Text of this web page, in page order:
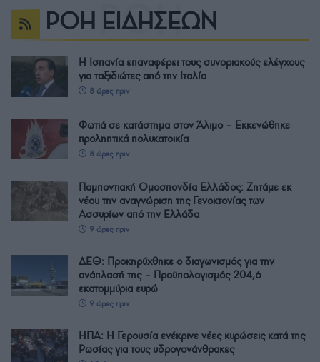
ΡΟΗ ΕΙΔΗΣΕΩΝ
Η Ισπανία επαναφέρει τους συνοριακούς ελέγχους
για ταξιδιώτες από την Ιταλία
8 ώρες πριν
Φωτιά σε κατάστημα στον Άλιμο – Εκκενώθηκε
προληπτικά πολυκατοικία
8 ώρες πριν
Παμποντιακή Ομοσπονδία Ελλάδος: Ζητάμε εκ
νέου την αναγνώριση της Γενοκτονίας των
Ασσυρίων από την Ελλάδα
9 ώρες πριν
ΔΕΘ: Προκηρύχθηκε ο διαγωνισμός για την
ανάπλασή της – Προϋπολογισμός 204,6
εκατομμύρια ευρώ
9 ώρες πριν
ΗΠΑ: Η Γερουσία ενέκρινε νέες κυρώσεις κατά της
Ρωσίας για τους υδρογονάνθρακες